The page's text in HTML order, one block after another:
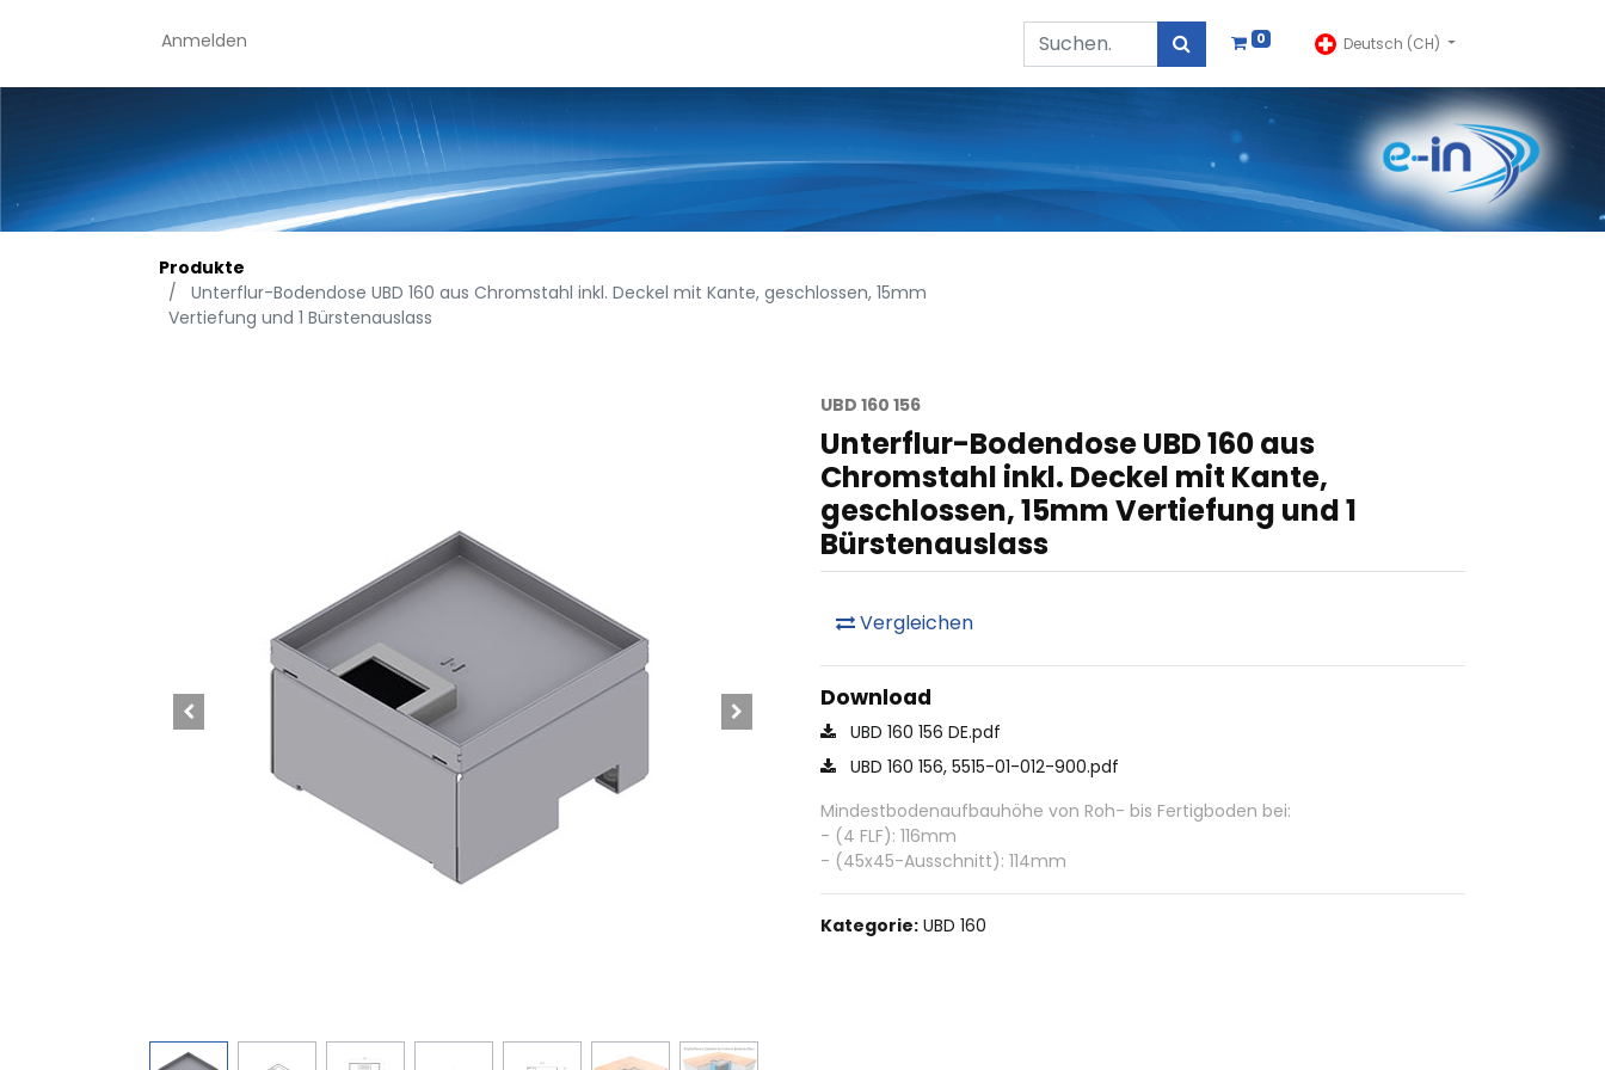
Anmelden 0 Deutsch (CH)
Produkte
Unterflur-Bodendose UBD 160 aus Chromstahl inkl. Deckel mit Kante, geschlossen, 15mm
Vertiefung und 1 Bürstenauslass
UBD 160 156
Unterflur-Bodendose UBD 160 aus
Chromstahl inkl. Deckel mit Kante,
geschlossen, 15mm Vertiefung und 1
Bürstenauslass
Vergleichen
Download
UBD 160 156 DE.pdf
UBD 160 156, 5515-01-012-900.pdf
Mindestbodenaufbauhöhe von Roh- bis Fertigboden bei:
- (4 FLF): 116mm
- (45x45-Ausschnitt): 114mm
Kategorie: UBD 160